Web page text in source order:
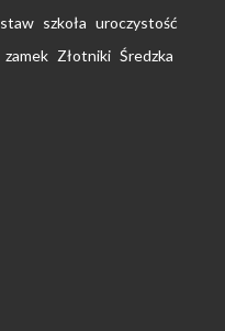
staw szkoła uroczystość
zamek Złotniki Średzka